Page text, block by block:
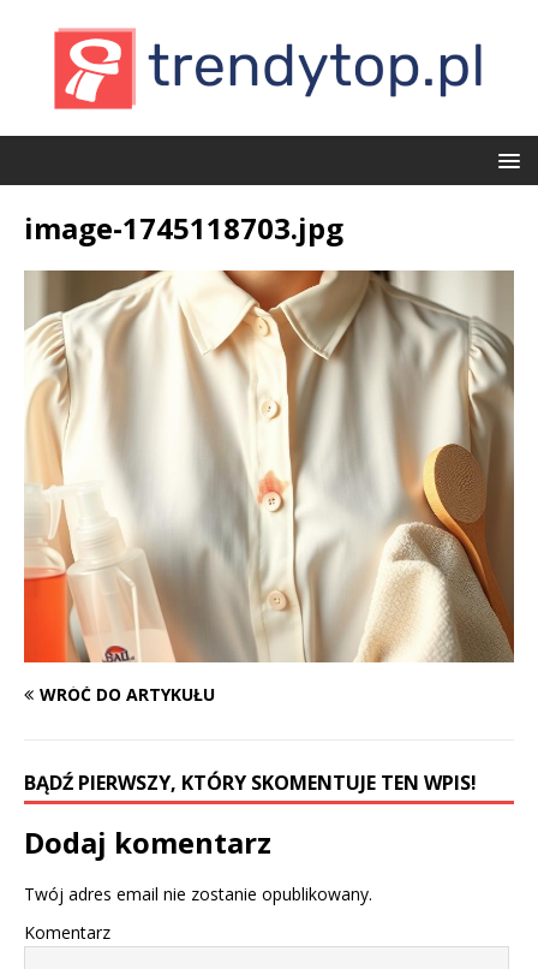
image-1745118703.jpg
WRÓĆ DO ARTYKUŁU
BĄDŹ PIERWSZY, KTÓRY SKOMENTUJE TEN WPIS!
Dodaj komentarz
Twój adres email nie zostanie opublikowany.
Komentarz